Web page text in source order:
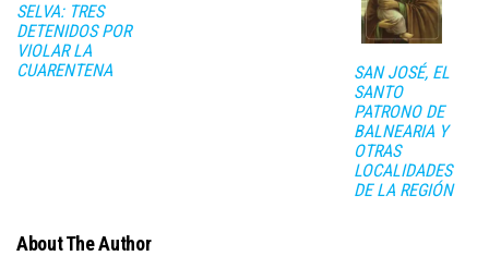
SELVA: TRES
DETENIDOS POR
VIOLAR LA
CUARENTENA
SAN JOSÉ, EL
SANTO
PATRONO DE
BALNEARIA Y
OTRAS
LOCALIDADES
DE LA REGIÓN
About The Author